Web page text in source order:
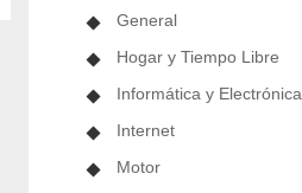
General
Hogar y Tiempo Libre
Informática y Electrónica
Internet
Motor